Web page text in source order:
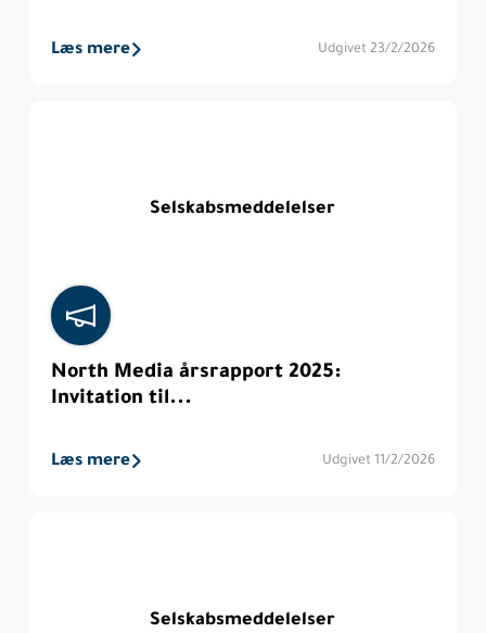
Læs mere Udgivet 23/2/2026
Selskabsmeddelelser
North Media årsrapport 2025:
Invitation til...
Læs mere Udgivet 11/2/2026
Selskabsmeddelelser